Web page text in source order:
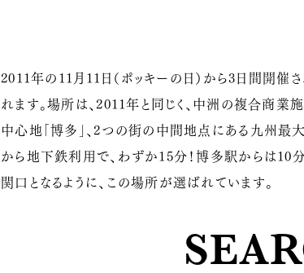
2011年の11月11日（ポッキーの日）から3日間開催
れます。場所は、2011年と同じく、中洲の複合商業
中心地「博多」、2つの街の中間地点にある九州
から地下鉄利用で、わずか15分！博多駅からは10
関口となるように、この場所が選ばれています。